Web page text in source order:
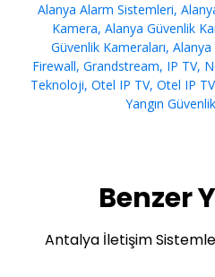
Alanya Alarm Sistemleri,
Kamera, Alanya Güvenlik
Güvenlik Kameraları, Alanya
Firewall, Grandstream, IP TV,
Teknoloji, Otel IP TV, Otel IP
Yangın
Benzer
Antalya İletişim